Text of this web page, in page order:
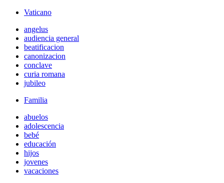
Vaticano
angelus
audiencia general
beatificacion
canonizacion
conclave
curia romana
jubileo
Familia
abuelos
adolescencia
bebé
educación
hijos
jovenes
vacaciones